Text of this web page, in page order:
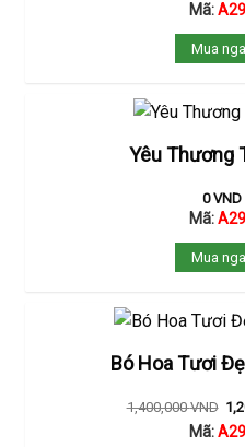
Mã:
Mua
Yêu Thương
0VND
Mã:
Mua
Bó Hoa Tươi
1,400,000VND
Mã: